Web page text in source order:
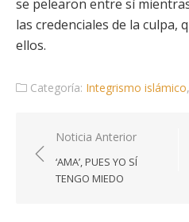
se pelearon entre sí
las credenciales de la culpa,
ellos.
Categoría: Integrismo islámico,
Navegación
de
entradas
Noticia Anterior
‘AMA’, PUES YO SÍ
TENGO MIEDO